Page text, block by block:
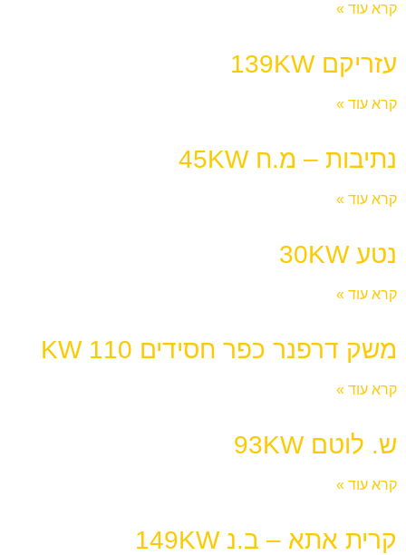
קרא עוד »
עזריקם 139KW
קרא עוד »
נתיבות – מ.ח 45KW
קרא עוד »
נטע 30KW
קרא עוד »
משק דרפנר כפר חסידים 110 KW
קרא עוד »
ש. לוטם 93KW
קרא עוד »
קרית אתא – ב.נ 149KW